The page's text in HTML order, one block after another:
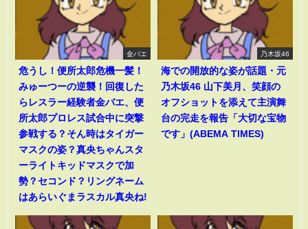
金バエ
危うし！便所太郎危機一髪！
みゅーつーの逆襲！回復した
らレスラー経験者金バエ、便
所太郎プロレス試合中に突撃
参戦する？そん時はタイガー
マスクの姿？真央ちゃんスタ
ーライトキッドマスクで加
勢？セコンド？リングネーム
はあらいぐまラスカル真央ね!
乃木坂46
海での開放的な姿が話題・元
乃木坂46 山下美月、笑顔の
オフショットを添えて主演舞
台の完走を報告「大切な宝物
です」(ABEMA TIMES)